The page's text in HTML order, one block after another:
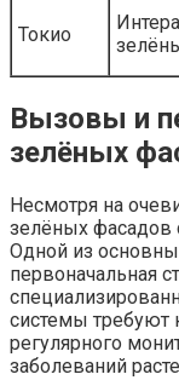
Токио
Вызовы и
зелёных
Несмотря на
зелёных фасадов
Одной из
первоначальная
системы требуют
регулярного
заболеваний